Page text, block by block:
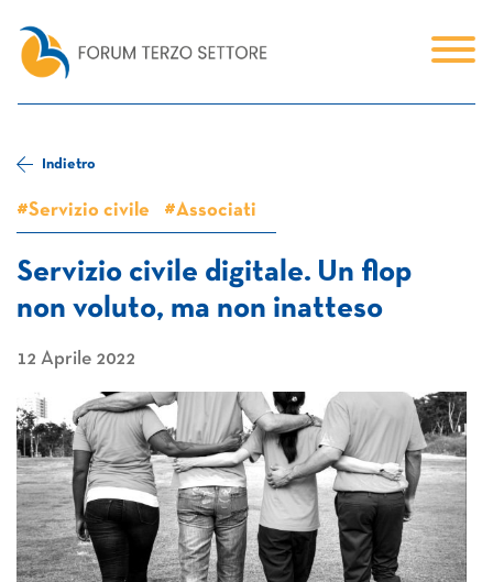
Indietro
#Servizio civile #Associati
Servizio civile digitale. Un flop
non voluto, ma non inatteso
12 Aprile 2022